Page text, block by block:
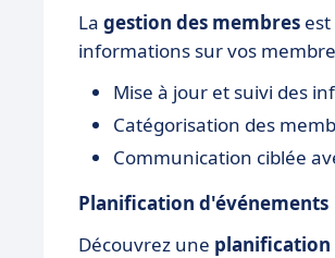
La gestion des membres
informations sur vos
Mise à jour et suivi des
Catégorisation des
Communication ciblée
Planification d'événements
Découvrez une planification